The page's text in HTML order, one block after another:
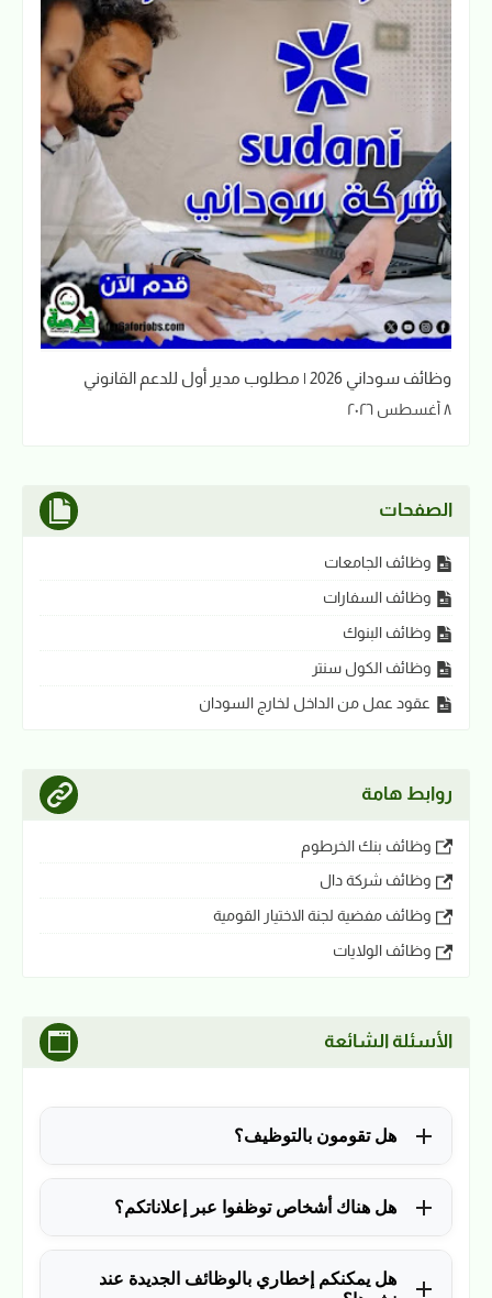
وظائف سوداني 2026 | مطلوب مدير أول للدعم القانوني
٨ أغسطس ٢٠٢٦
الصفحات
وظائف الجامعات
وظائف السفارات
وظائف البنوك
وظائف الكول سنتر
عقود عمل من الداخل لخارج السودان
روابط هامة
وظائف بنك الخرطوم
وظائف شركة دال
وظائف مفضية لجنة الاختيار القومية
وظائف الولايات
الأسئلة الشائعة
هل تقومون بالتوظيف؟
للأسف لا، في الوقت الحالي نقوم فقط بنشر الوظائف
المتاحة.هل هناك أشخاص توظفوا عبر إعلاناتكم؟
نعم ولله الحمد، منذ التأسيس في 2018 نشرنا آلاف
الوظائف، وكانت سببًا في توظيف آلاف من المتابعين.
هل يمكنكم إخطاري بالوظائف الجديدة عند